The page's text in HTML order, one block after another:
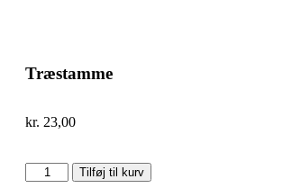
Træstamme
kr. 23,00
Tilføj til kurv